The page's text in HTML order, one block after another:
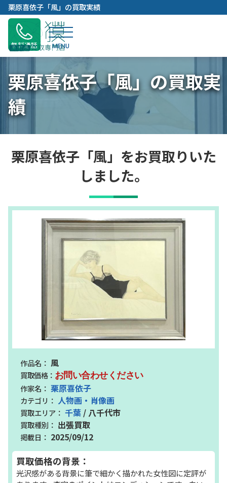
容
キ
プ
栗原喜依子「風」の買取実績
無料通話
栗原喜依子「風」の買取実
績
栗原喜依子「風」をお買取りいた
しました。
風
お問い合わせください
栗原喜依子
人物画・肖像画
千葉 / 八千代市
出張買取
2025/09/12
買取価格の背景：
光沢感がある背景に筆で細かく描かれた女性図に定評が